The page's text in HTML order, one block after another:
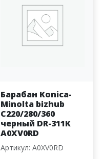
Барабан Konica-
Minolta bizhub
C220/280/360
черный DR-311K
A0XV0RD
Артикул: A0XV0RD